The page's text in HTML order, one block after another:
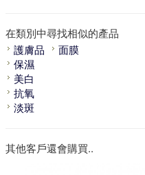
在類別中尋找相似的產品
護膚品
面膜
保濕
美白
抗氧
淡斑
其他客戶還會購買..